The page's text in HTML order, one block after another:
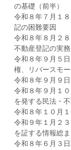
の基礎（前半）
令和８年７月１
記の困難要因
令和８年８月２
不動産登記の実
令和８年９月５
権、リバースモ
令和８年９月９
令和８年９月１
を発する民法・
令和８年１０月
令和９年１月２
を証する情報総
令和８年６月３